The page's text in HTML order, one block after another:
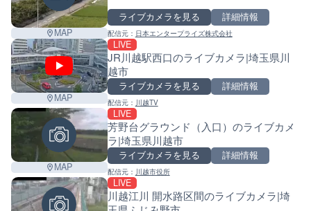
MAP
ライブカメラを見る 詳細情報
配信元： 日本エンタープライズ株式会社
MAP
LIVE
JR川越駅西口のライブカメラ|埼玉県川
越市
ライブカメラを見る 詳細情報
配信元： 川越TV
MAP
LIVE
芳野台グラウンド（入口）のライブカメ
ラ|埼玉県川越市
ライブカメラを見る 詳細情報
配信元： 川越市役所
LIVE
川越江川 開水路区間のライブカメラ|埼